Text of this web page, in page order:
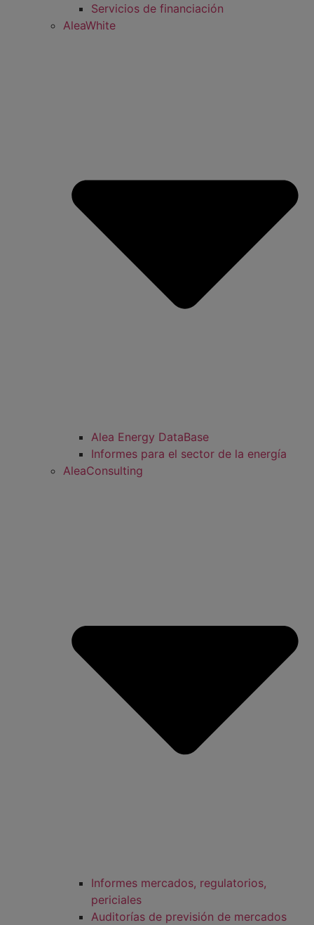
Servicios de financiación
AleaWhite
Alea Energy DataBase
Informes para el sector de la energía
AleaConsulting
Informes mercados, regulatorios,
periciales
Auditorías de previsión de mercados